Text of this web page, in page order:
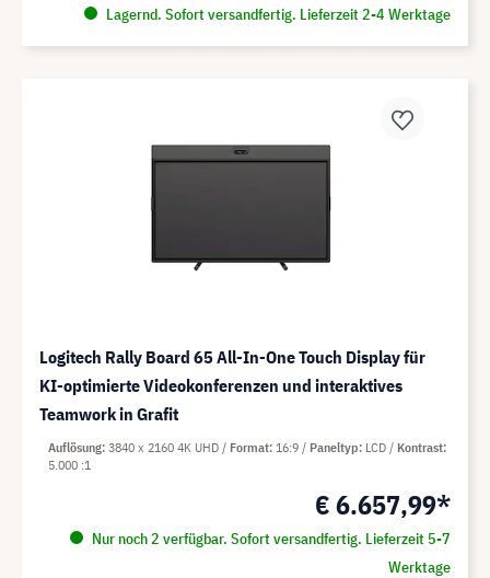
Lagernd. Sofort versandfertig. Lieferzeit 2-4 Werktage
Logitech Rally Board 65 All-In-One Touch Display für
KI-optimierte Videokonferenzen und interaktives
Teamwork in Grafit
€ 6.657,99*
Nur noch 2 verfügbar. Sofort versandfertig. Lieferzeit 5-7
Werktage
Auflösung 3840 x 2160 4K UHD Format 16:9 Paneltyp LCD
Kontrast
5.000 :1